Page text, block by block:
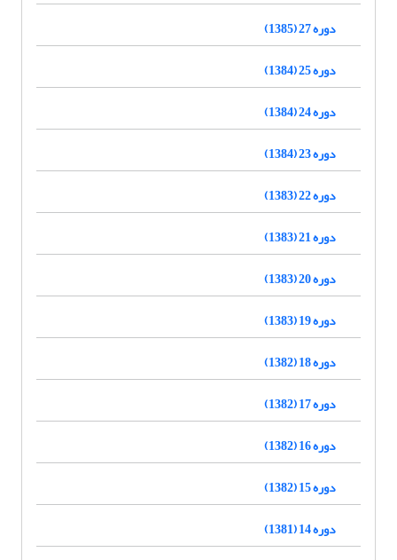
دوره 27 (1385)
دوره 25 (1384)
دوره 24 (1384)
دوره 23 (1384)
دوره 22 (1383)
دوره 21 (1383)
دوره 20 (1383)
دوره 19 (1383)
دوره 18 (1382)
دوره 17 (1382)
دوره 16 (1382)
دوره 15 (1382)
دوره 14 (1381)